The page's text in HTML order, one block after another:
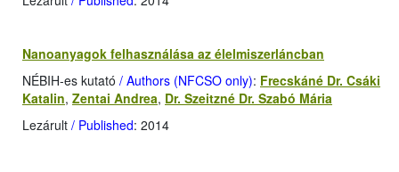
Nanoanyagok felhasználása az élelmiszerláncban
NÉBIH-es kutató / Authors (NFCSO only): Frecskáné Dr. Csáki
Katalin, Zentai Andrea, Dr. Szeitzné Dr. Szabó Mária
Lezárult / Published: 2014